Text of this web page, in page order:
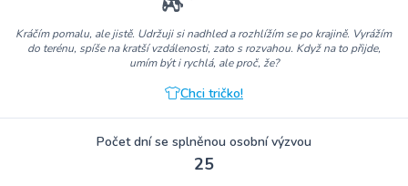
Kráčím pomalu, ale jistě. Udržuji si nadhled a rozhlížím se po krajině. Vyrážím
do terénu, spíše na kratší vzdálenosti, zato s rozvahou. Když na to přijde,
umím být i rychlá, ale proč, že?
Chci tričko!
Počet dní se splněnou osobní výzvou
25